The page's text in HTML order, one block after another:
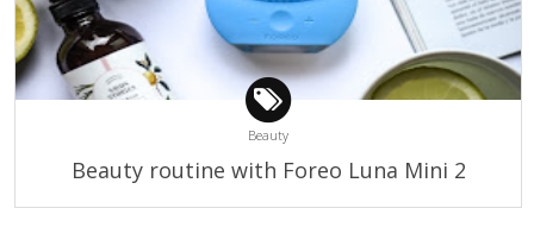
Beauty
Beauty routine with Foreo Luna Mini 2